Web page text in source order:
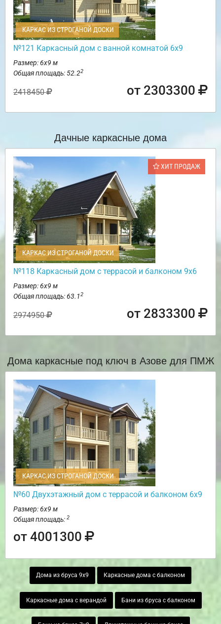
КАРКАС ИЗ СТРОГАНОЙ ДОСКИ
№121 Каркасный дом с ванной комнатой 6х9
Размер: 6х9 м
Общая площадь: 52.22
2418450 от 2303300
Дачные каркасные дома
ХИТ ПРОДАЖ
КАРКАС ИЗ СТРОГАНОЙ ДОСКИ
№118 Каркасный дом с террасой и балконом 9х6
Размер: 6х9 м
Общая площадь: 63.12
2974950 от 2833300
Дома каркасные под ключ в Азове для ПМЖ
КАРКАС ИЗ СТРОГАНОЙ ДОСКИ
№60 Двухэтажный дом с террасой и балконом 6х9
Размер: 6х9 м
Общая площадь: 2
от 4001300
Дома из бруса 9х9 Каркасные дома с балконом
Каркасные дома с верандой Бани из бруса с балконом